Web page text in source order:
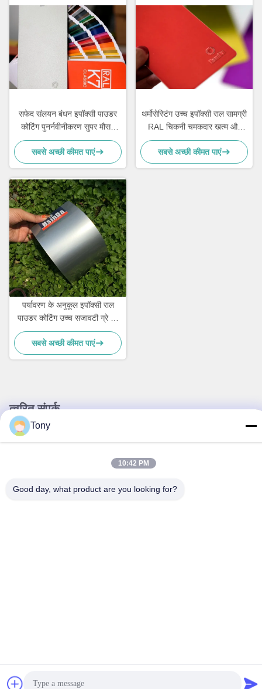
सफेद संलयन बंधन इपॉक्सी पाउडर
कोटिंग पुनर्नवीनीकरण सुपर मौसम
प्रतिरोध
सबसे अच्छी कीमत पाएं
थर्मोसेस्टिंग उच्च इपॉक्सी राल सामग्री
RAL चिकनी चमकदार खत्म और
उच्च शक्ति संक्षारण प्रतिरोध के लिए
लाल पाउडर कोट
सबसे अच्छी कीमत पाएं
पर्यावरण के अनुकूल इपॉक्सी राल
पाउडर कोटिंग उच्च सजावटी ग्रे रेत
नस बनावट
सबसे अच्छी कीमत पाएं
त्वरित संपर्क
टेलीफोन
Tony
10:42 PM
Good day, what product are you looking for?